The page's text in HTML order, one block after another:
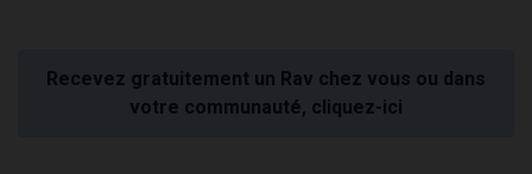
Recevez gratuitement un Rav chez vous ou dans
votre communauté, cliquez-ici